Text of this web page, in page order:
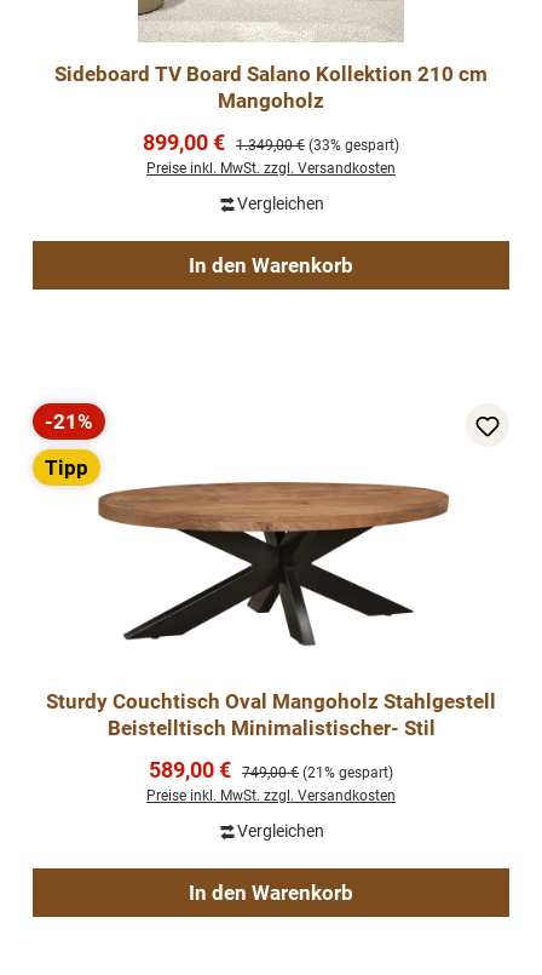
Sideboard TV Board Salano Kollektion 210 cm
Mangoholz
Verkaufspreis:
899,00 € Regulärer Preis:
1.349,00 € (33% gespart)
Preise inkl. MwSt. zzgl. Versandkosten
Vergleichen
In den Warenkorb
Rabatt
-21%
Tipp
Sturdy Couchtisch Oval Mangoholz Stahlgestell
Beistelltisch Minimalistischer- Stil
Verkaufspreis:
589,00 € Regulärer Preis:
749,00 € (21% gespart)
Preise inkl. MwSt. zzgl. Versandkosten
Vergleichen
In den Warenkorb